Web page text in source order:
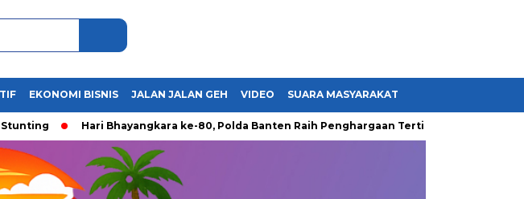
EKONOMI BISNIS JALAN JALAN GEH VIDEO SUARA MASYARAKAT
Hari Bhayangkara ke-80, Polda Banten Raih Penghargaan Tertinggi dari Presiden